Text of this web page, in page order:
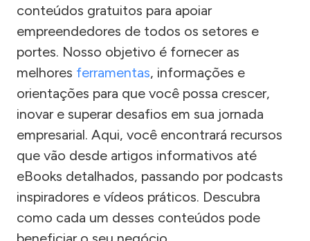
conteúdos gratuitos para apoiar
empreendedores de todos os setores e
portes. Nosso objetivo é fornecer as
melhores ferramentas, informações e
orientações para que você possa crescer,
inovar e superar desafios em sua jornada
empresarial. Aqui, você encontrará recursos
que vão desde artigos informativos até
eBooks detalhados, passando por podcasts
inspiradores e vídeos práticos. Descubra
como cada um desses conteúdos pode